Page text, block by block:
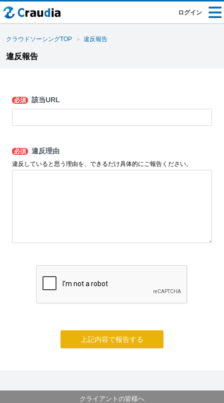
ログイン
クラウドソーシングTOP 違反報告
違反報告
必須 該当URL
必須 違反理由
違反していると思う理由を、できるだけ具体的にご報告ください。
上記内容で報告する
クライアントの皆様へ